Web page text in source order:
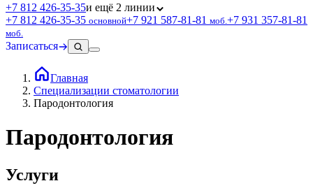
+7 812 426‑35‑35и ещё 2 линии
+7 812 426‑35‑35 основной+7 921 587‑81‑81 моб. +7 931 357‑81‑81
моб.
Записаться
Главная
Специализации стоматологии
Пародонтология
Пародонтология
Услуги